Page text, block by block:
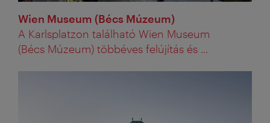
Wien Museum (Bécs Múzeum)
A Karlsplatzon található Wien Museum
(Bécs Múzeum) többéves felújítás és ...